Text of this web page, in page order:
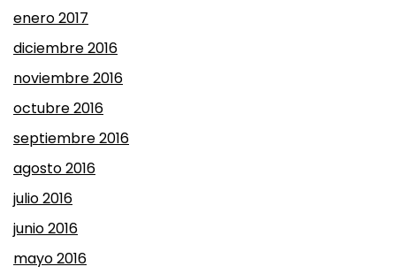
enero 2017
diciembre 2016
noviembre 2016
octubre 2016
septiembre 2016
agosto 2016
julio 2016
junio 2016
mayo 2016